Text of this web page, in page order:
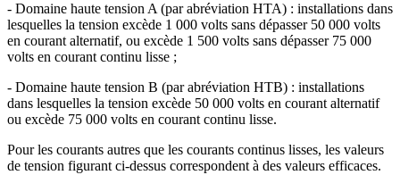
- Domaine haute tension A (par abréviation HTA) : installations dans
lesquelles la tension excède 1 000 volts sans dépasser 50 000 volts
en courant alternatif, ou excède 1 500 volts sans dépasser 75 000
volts en courant continu lisse ;
- Domaine haute tension B (par abréviation HTB) : installations
dans lesquelles la tension excède 50 000 volts en courant alternatif
ou excède 75 000 volts en courant continu lisse.
Pour les courants autres que les courants continus lisses, les valeurs
de tension figurant ci-dessus correspondent à des valeurs efficaces.